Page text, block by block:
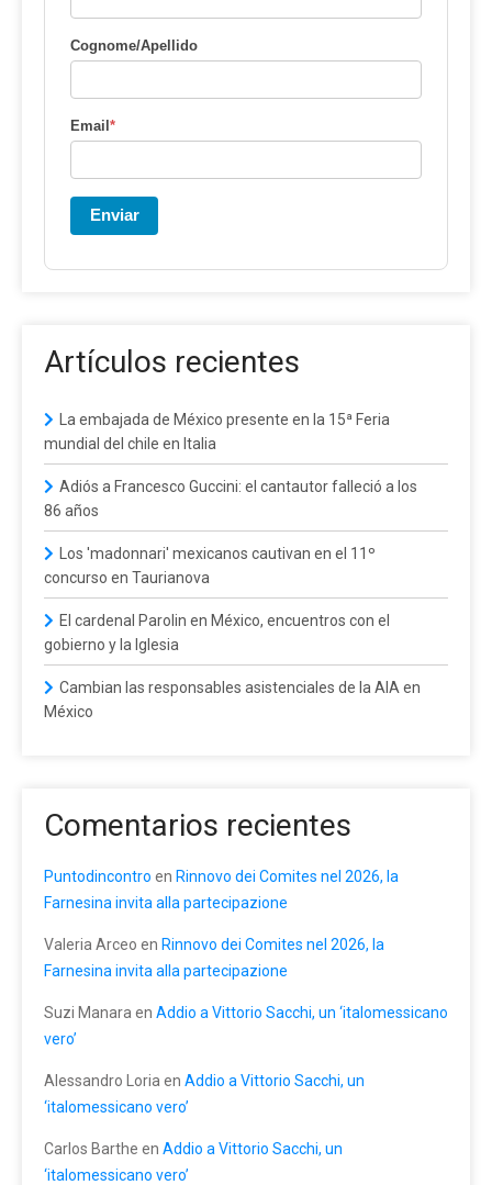
Cognome/Apellido
Email*
Enviar
Artículos recientes
La embajada de México presente en la 15ª Feria
mundial del chile en Italia
Adiós a Francesco Guccini: el cantautor falleció a los
86 años
Los 'madonnari' mexicanos cautivan en el 11º
concurso en Taurianova
El cardenal Parolin en México, encuentros con el
gobierno y la Iglesia
Cambian las responsables asistenciales de la AIA en
México
Comentarios recientes
Puntodincontro en Rinnovo dei Comites nel 2026, la
Farnesina invita alla partecipazione
Valeria Arceo en Rinnovo dei Comites nel 2026, la
Farnesina invita alla partecipazione
Suzi Manara en Addio a Vittorio Sacchi, un ‘italomessicano
vero’
Alessandro Loria en Addio a Vittorio Sacchi, un
‘italomessicano vero’
Carlos Barthe en Addio a Vittorio Sacchi, un
‘italomessicano vero’